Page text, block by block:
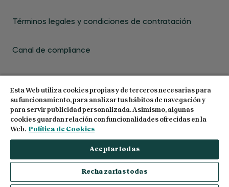
Términos legales y condiciones de contratación
Canal de compliance
© 2026 Centro de Estudios Garrigues. Todos los
derechos reservados
Esta Web utiliza cookies propias y de terceros necesarias para
su funcionamiento, para analizar tus hábitos de navegación y
para servir publicidad personalizada. Asimismo, algunas
cookies guardan relación con funcionalidades ofrecidas en la
Web. Política de Cookies
Aceptar todas
Rechazarlas todas